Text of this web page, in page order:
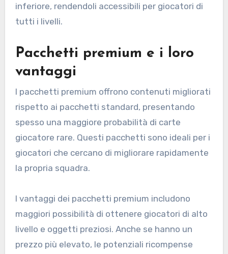
inferiore, rendendoli accessibili per giocatori di
tutti i livelli.
Pacchetti premium e i loro
vantaggi
I pacchetti premium offrono contenuti migliorati
rispetto ai pacchetti standard, presentando
spesso una maggiore probabilità di carte
giocatore rare. Questi pacchetti sono ideali per i
giocatori che cercano di migliorare rapidamente
la propria squadra.
I vantaggi dei pacchetti premium includono
maggiori possibilità di ottenere giocatori di alto
livello e oggetti preziosi. Anche se hanno un
prezzo più elevato, le potenziali ricompense